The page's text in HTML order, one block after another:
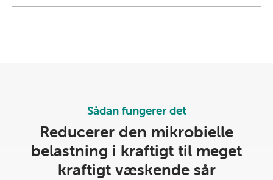
Sådan fungerer det
Reducerer den mikrobielle
belastning i kraftigt til meget
kraftigt væskende sår